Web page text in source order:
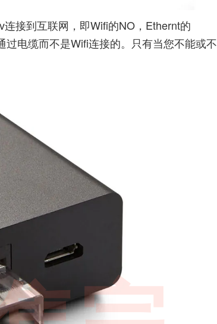
接到互联网，即Wifi的NO，Ethernt的
电缆而不是Wifi连接的。只有当您不能或不